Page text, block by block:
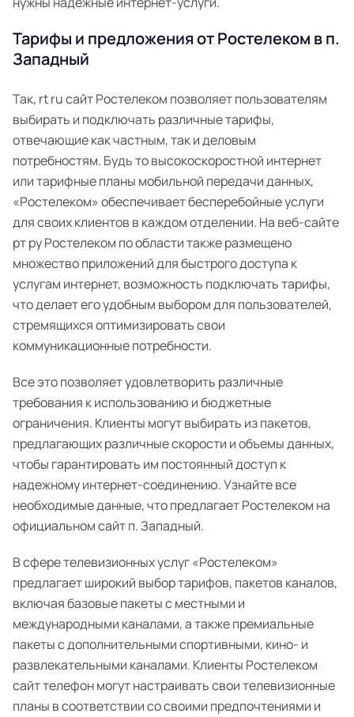
Тарифы и предложения от Ростелеком в п.
Западный
Так, rt ru сайт Ростелеком позволяет пользователям
выбирать и подключать различные тарифы,
отвечающие как частным, так и деловым
потребностям. Будь то высокоскоростной интернет
или тарифные планы мобильной передачи данных,
«Ростелеком» обеспечивает бесперебойные услуги
для своих клиентов в каждом отделении. На веб-сайте
рт ру Ростелеком по области также размещено
множество приложений для быстрого доступа к
услугам интернет, возможность подключать тарифы,
что делает его удобным выбором для пользователей,
стремящихся оптимизировать свои
коммуникационные потребности.
Все это позволяет удовлетворить различные
требования к использованию и бюджетные
ограничения. Клиенты могут выбирать из пакетов,
предлагающих различные скорости и объемы данных,
чтобы гарантировать им постоянный доступ к
надежному интернет-соединению. Узнайте все
необходимые данные, что предлагает Ростелеком на
официальном сайт п. Западный.
В сфере телевизионных услуг «Ростелеком»
предлагает широкий выбор тарифов, пакетов каналов,
включая базовые пакеты с местными и
международными каналами, а также премиальные
пакеты с дополнительными спортивными, кино- и
развлекательными каналами. Клиенты Ростелеком
сайт телефон могут настраивать свои телевизионные
планы в соответствии со своими предпочтениями и